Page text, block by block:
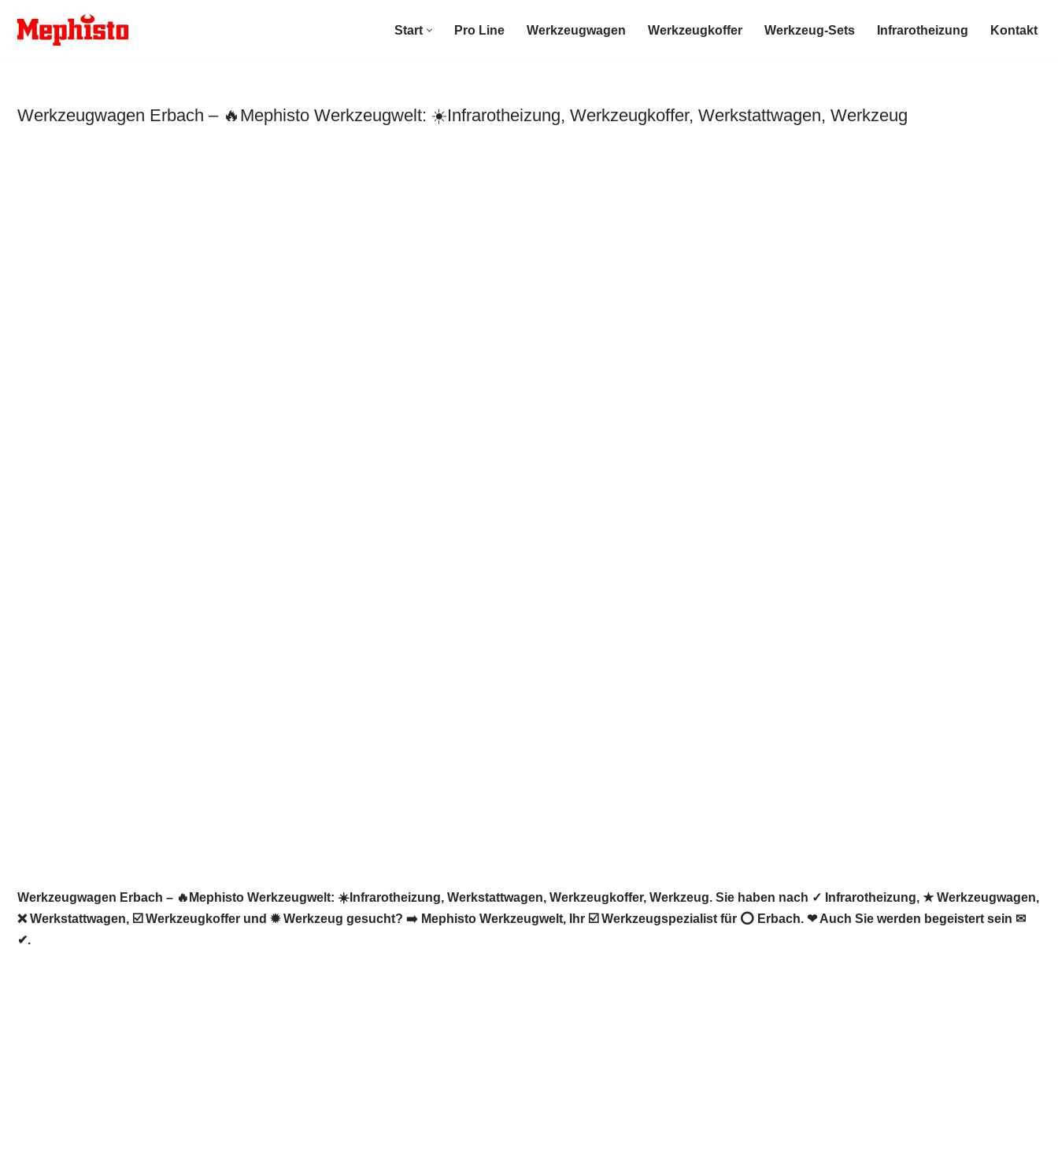
Zum
Start Pro Line Werkzeugwagen Werkzeugkoffer Werkzeug-Sets Infrarotheizung Kontakt
Werkzeugwagen Erbach – 🔥Mephisto Werkzeugwelt: ☀️Infrarotheizung, Werkzeugkoffer, Werkstattwagen, Werkzeug
Werkzeugwagen Erbach – 🔥Mephisto Werkzeugwelt: ☀️Infrarotheizung, Werkstattwagen, Werkzeugkoffer, Werkzeug. Sie haben nach ✓ Infrarotheizung, ★ Werkzeugwagen,
❌ Werkstattwagen, ☑️ Werkzeugkoffer und ✹ Werkzeug gesucht? ➡️ Mephisto Werkzeugwelt, Ihr ☑️ Werkzeugspezialist für ⭕ Erbach. ❤ Auch Sie werden begeistert sein ✉
✔.